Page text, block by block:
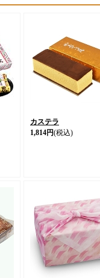
カステラ
1,814円(税込)